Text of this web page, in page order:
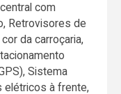
com
Retrovisores de
da carroçaria,
Sistema
elétricos à frente,